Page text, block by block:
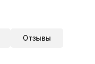
Отзывы